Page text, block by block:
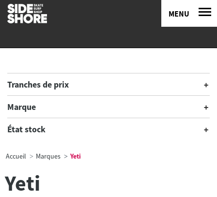
MENU
Tranches de prix
Marque
État stock
Accueil Marques Yeti
Yeti